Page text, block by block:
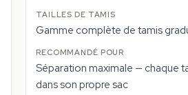
Gamme complète de tamis
Séparation maximale — chaque
dans son propre sac